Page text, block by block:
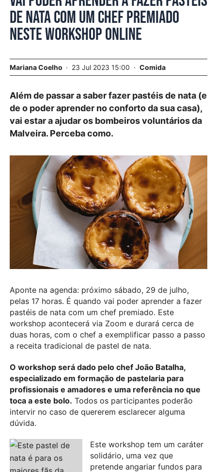
de nata com um chef premiado
neste workshop online
Mariana Coelho 23 Jul 2023 15:00 Comida
Além de passar a saber fazer pastéis de nata (e
de o poder aprender no conforto da sua casa),
vai estar a ajudar os bombeiros voluntários da
Malveira. Perceba como.
Aponte na agenda: próximo sábado, 29 de julho,
pelas 17 horas. É quando vai poder aprender a fazer
pastéis de nata com um chef premiado. Este
workshop acontecerá via Zoom e durará cerca de
duas horas, com o chef a exemplificar passo a passo
a receita tradicional de pastel de nata.
O workshop será dado pelo chef João Batalha,
especializado em formação de pastelaria para
profissionais e amadores e uma referência no que
toca a este bolo. Todos os participantes poderão
intervir no caso de quererem esclarecer alguma
dúvida.
Este workshop tem um caráter
solidário, uma vez que
pretende angariar fundos para